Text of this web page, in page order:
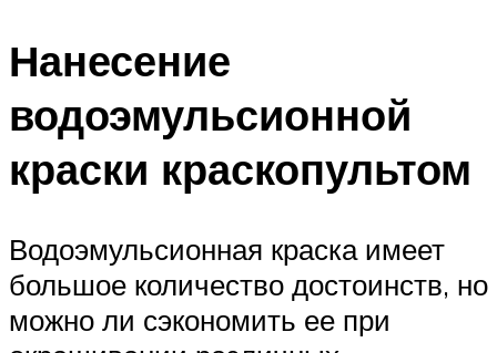
Нанесение
водоэмульсионной
краски краскопультом
Водоэмульсионная краска имеет
большое количество достоинств, но
можно ли сэкономить ее при